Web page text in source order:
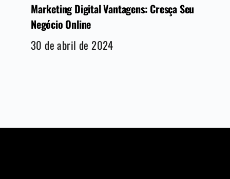
Marketing Digital Vantagens: Cresça Seu
Negócio Online
30 de abril de 2024